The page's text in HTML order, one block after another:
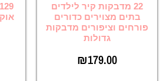
22 מדבקות קיר לילדים
בתים מצוירים כדורים
פורחים וציפורים מדבקות
גדולות
₪179.00